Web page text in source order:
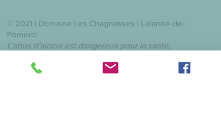
© 2021 | Domaine Les Chagnasses | Lalande-de-
Pomerol
L’abus d’alcool est dangereux pour la santé,
domaineleschagnasses@gmail.com